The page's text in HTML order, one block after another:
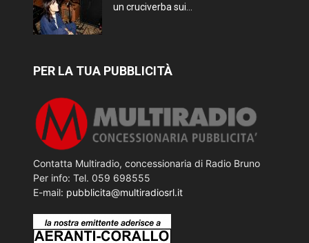
un cruciverba sui...
PER LA TUA PUBBLICITÀ
Contatta Multiradio, concessionaria di Radio Bruno
Per info: Tel. 059 698555
E-mail: pubblicita@multiradiosrl.it